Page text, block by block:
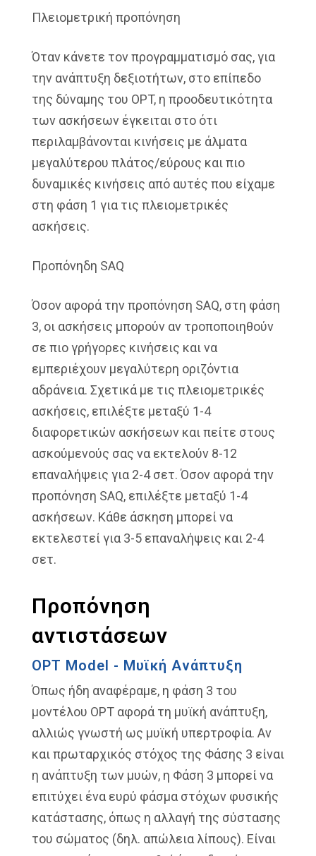
Πλειομετρική προπόνηση
Όταν κάνετε τον προγραμματισμό σας, για
την ανάπτυξη δεξιοτήτων, στο επίπεδο
της δύναμης του OPT, η προοδευτικότητα
των ασκήσεων έγκειται στο ότι
περιλαμβάνονται κινήσεις με άλματα
μεγαλύτερου πλάτος/εύρους και πιο
δυναμικές κινήσεις από αυτές που είχαμε
στη φάση 1 για τις πλειομετρικές
ασκήσεις.
Προπόνηδη SAQ
Όσον αφορά την προπόνηση SAQ, στη φάση
3, οι ασκήσεις μπορούν αν τροποποιηθούν
σε πιο γρήγορες κινήσεις και να
εμπεριέχουν μεγαλύτερη οριζόντια
αδράνεια. Σχετικά με τις πλειομετρικές
ασκήσεις, επιλέξτε μεταξύ 1-4
διαφορετικών ασκήσεων και πείτε στους
ασκούμενούς σας να εκτελούν 8-12
επαναλήψεις για 2-4 σετ. Όσον αφορά την
προπόνηση SAQ, επιλέξτε μεταξύ 1-4
ασκήσεων. Κάθε άσκηση μπορεί να
εκτελεστεί για 3-5 επαναλήψεις και 2-4
σετ.
Προπόνηση
αντιστάσεων
OPT Model - Μυϊκή Ανάπτυξη
Όπως ήδη αναφέραμε, η φάση 3 του
μοντέλου OPT αφορά τη μυϊκή ανάπτυξη,
αλλιώς γνωστή ως μυϊκή υπερτροφία. Αν
και πρωταρχικός στόχος της Φάσης 3 είναι
η ανάπτυξη των μυών, η Φάση 3 μπορεί να
επιτύχει ένα ευρύ φάσμα στόχων φυσικής
κατάστασης, όπως η αλλαγή της σύστασης
του σώματος (δηλ. απώλεια λίπους). Είναι